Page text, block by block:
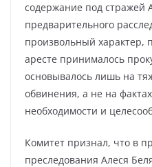
содержание под стражей
предварительного
произвольный характер,
аресте принималось
основывалось лишь на
обвинения, а не на
необходимости и
Комитет признал, что в
преследования Алеся